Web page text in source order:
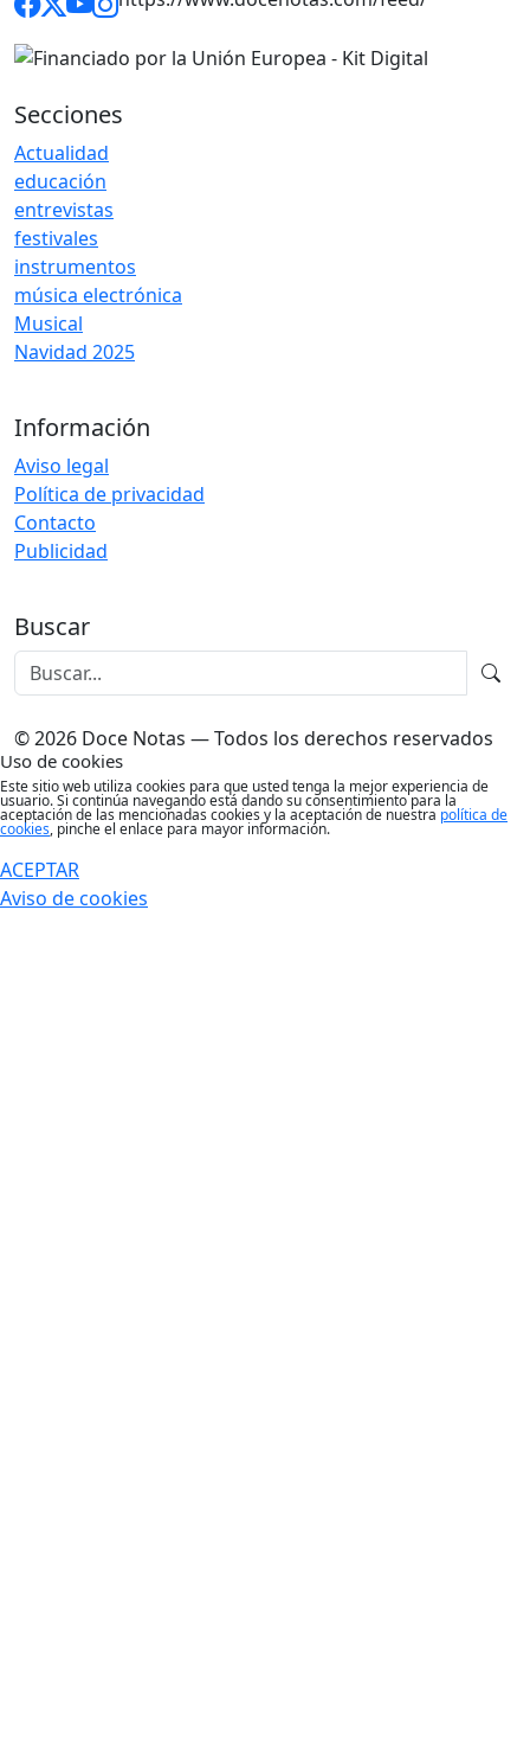
Secciones
Actualidad
educación
entrevistas
festivales
instrumentos
música electrónica
Musical
Navidad 2025
Información
Aviso legal
Política de privacidad
Contacto
Publicidad
Buscar
© 2026 Doce Notas — Todos los derechos reservados
Uso de cookies
Este sitio web utiliza cookies para que usted tenga la mejor experiencia de
usuario. Si continúa navegando está dando su consentimiento para la
aceptación de las mencionadas cookies y la aceptación de nuestra política de
cookies, pinche el enlace para mayor información.
ACEPTAR
Aviso de cookies